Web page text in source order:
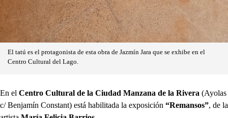
El tatú es el protagonista de esta obra de Jazmín Jara que se exhibe en el
Centro Cultural del Lago.
En el Centro Cultural de la Ciudad Manzana de la Rivera (Ayolas
c/ Benjamín Constant) está habilitada la exposición “Remansos”, de la